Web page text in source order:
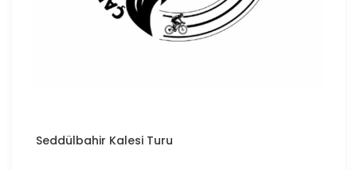
Seddülbahir Kalesi Turu